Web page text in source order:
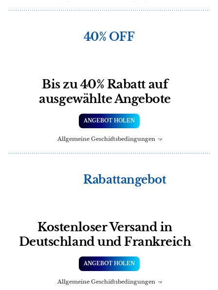
40% OFF
Bis zu 40% Rabatt auf
ausgewählte Angebote
ANGEBOT HOLEN
Allgemeine Geschäftsbedingungen
Rabattangebot
Kostenloser Versand in
Deutschland und Frankreich
ANGEBOT HOLEN
Allgemeine Geschäftsbedingungen